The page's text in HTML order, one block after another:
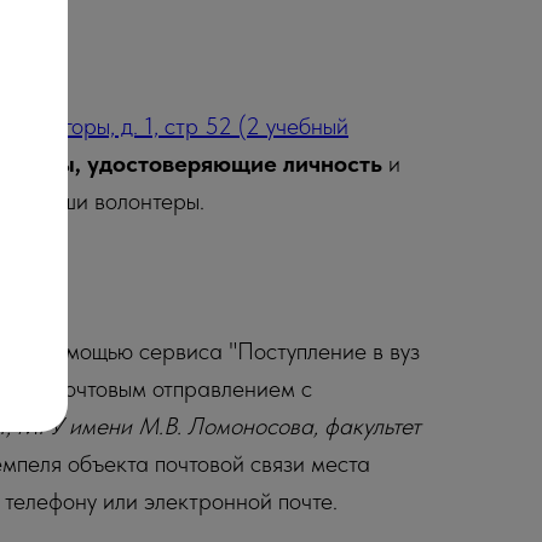
горы, д. 1, стр 52 (2 учебный
удостоверяющие личность и
наши волонтеры.
с помощью сервиса "Поступление в вуз
(почтовым отправлением с
МГУ имени М.В. Ломоносова, факультет
объекта почтовой связи места
или электронной почте.